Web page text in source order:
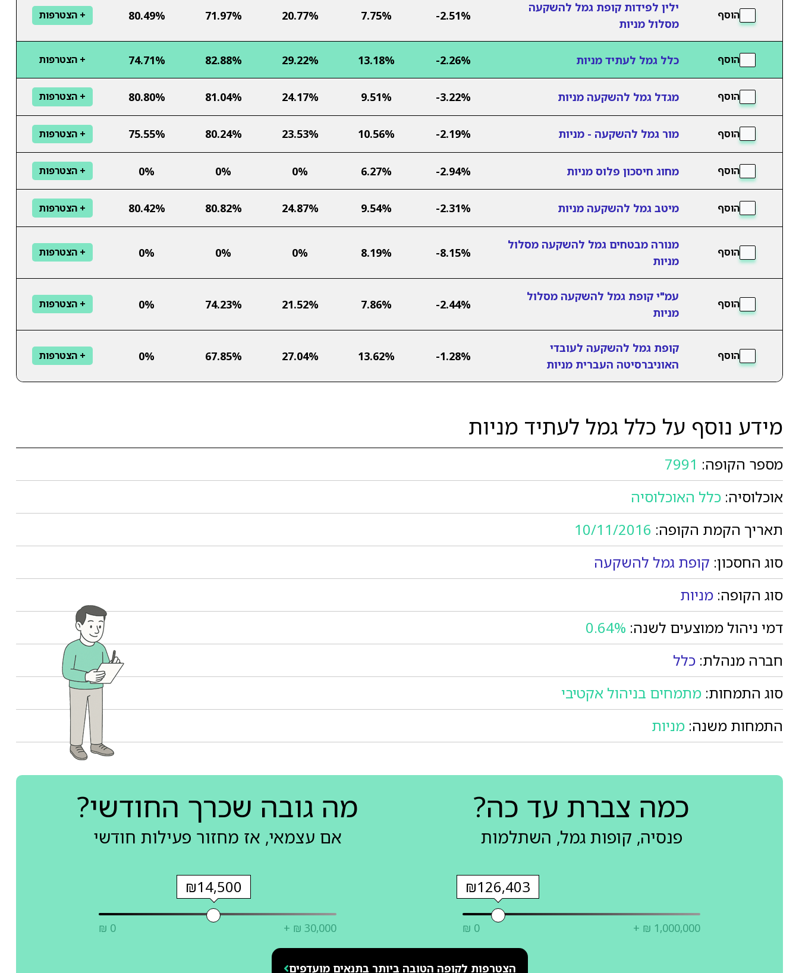
הוסף
ילין לפידות קופת גמל להשקעה
מסלול מניות
-2.51%
7.75%
20.77%
71.97%
80.49% + הצטרפות
הוסף כלל גמל לעתיד מניות -2.26%
13.18%
29.22%
82.88%
74.71% + הצטרפות
הוסף מגדל גמל להשקעה מניות -3.22%
9.51%
24.17%
81.04%
80.80% + הצטרפות
הוסף מור גמל להשקעה - מניות -2.19%
10.56%
23.53%
80.24%
75.55% + הצטרפות
הוסף מחוג חיסכון פלוס מניות -2.94%
6.27%
0%
0%
0% + הצטרפות
הוסף מיטב גמל להשקעה מניות -2.31%
9.54%
24.87%
80.82%
80.42% + הצטרפות
הוסף
מנורה מבטחים גמל להשקעה מסלול
מניות
-8.15%
8.19%
0%
0%
0% + הצטרפות
הוסף
עמ"י קופת גמל להשקעה מסלול
מניות
-2.44%
7.86%
21.52%
74.23%
0% + הצטרפות
הוסף
קופת גמל להשקעה לעובדי
האוניברסיטה העברית מניות
-1.28%
13.62%
27.04%
67.85%
0% + הצטרפות
מידע נוסף על כלל גמל לעתיד מניות
מספר הקופה: 7991
אוכלוסיה: כלל האוכלוסיה
תאריך הקמת הקופה: 10/11/2016
סוג החסכון: קופת גמל להשקעה
סוג הקופה: מניות
דמי ניהול ממוצעים לשנה: 0.64%
חברה מנהלת: כלל
סוג התמחות: מתמחים בניהול אקטיבי
התמחות משנה: מניות
כמה צברת עד כה?
פנסיה, קופות גמל, השתלמות
₪126,403
₪ 0 + ₪ 1,000,000
מה גובה שכרך החודשי?
אם עצמאי, אז מחזור פעילות חודשי
₪14,500
₪ 0 + ₪ 30,000
הצטרפות לקופה הטובה ביותר בתנאים מועדפים